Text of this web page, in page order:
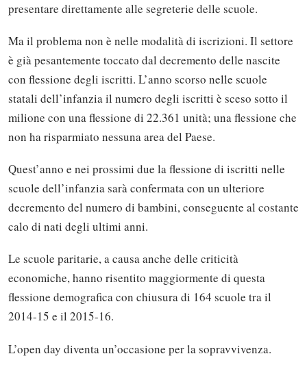
presentare direttamente alle segreterie delle scuole.
Ma il problema non è nelle modalità di iscrizioni. Il settore
è già pesantemente toccato dal decremento delle nascite
con flessione degli iscritti. L’anno scorso nelle scuole
statali dell’infanzia il numero degli iscritti è sceso sotto il
milione con una flessione di 22.361 unità; una flessione che
non ha risparmiato nessuna area del Paese.
Quest’anno e nei prossimi due la flessione di iscritti nelle
scuole dell’infanzia sarà confermata con un ulteriore
decremento del numero di bambini, conseguente al costante
calo di nati degli ultimi anni.
Le scuole paritarie, a causa anche delle criticità
economiche, hanno risentito maggiormente di questa
flessione demografica con chiusura di 164 scuole tra il
2014-15 e il 2015-16.
L’open day diventa un’occasione per la sopravvivenza.